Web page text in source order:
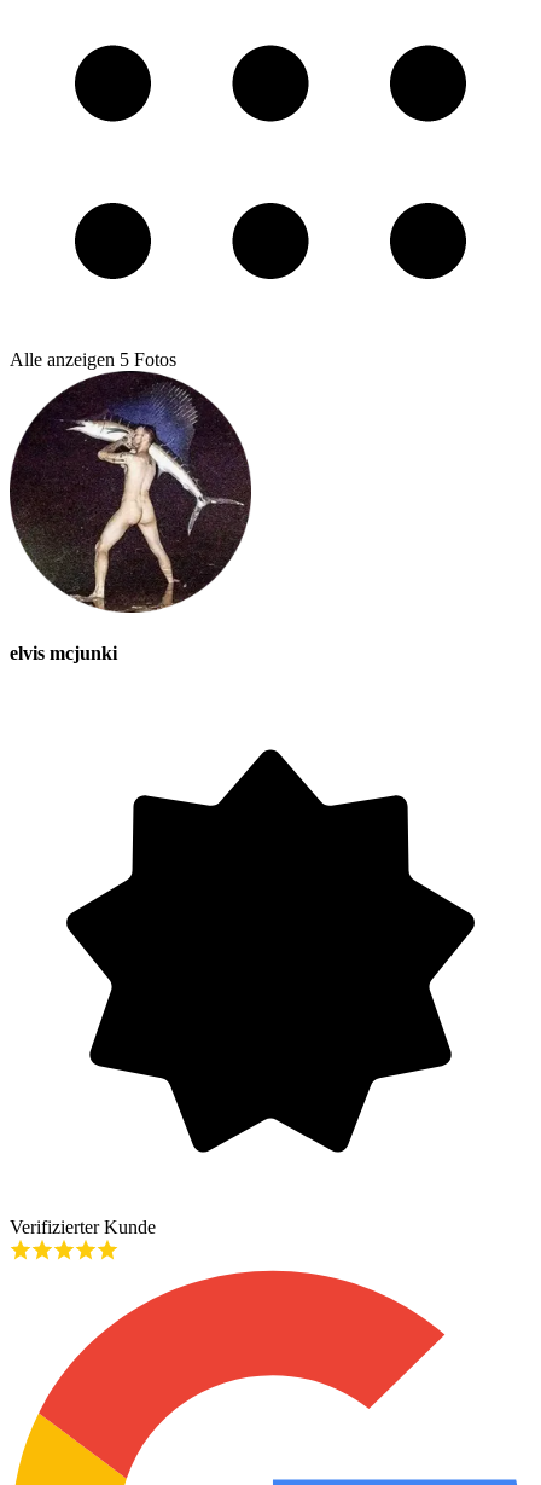
Alle anzeigen 5 Fotos
elvis mcjunki
Verifizierter Kunde